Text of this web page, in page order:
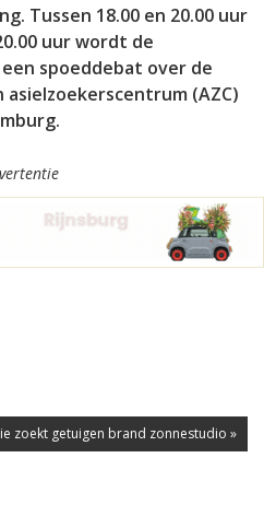
Tussen 18.00 en 20.00 uur
uur wordt de
spoeddebat over de
(AZC)
zoekt getuigen brand zonnestudio »